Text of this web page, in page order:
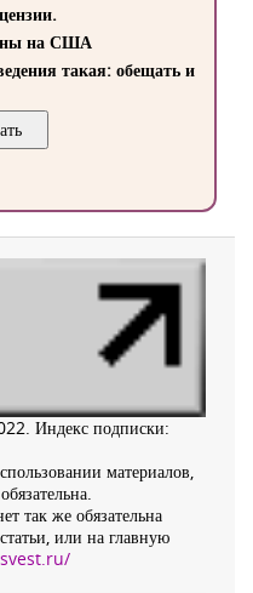
на США
такая: обещать и
Индекс подписки:
материалов,
так же обязательна
или на главную